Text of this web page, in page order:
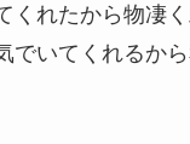
くれたから物凄
でいてくれる